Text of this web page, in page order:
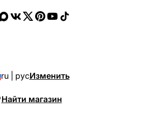
ru | русИзменить
Найти магазин